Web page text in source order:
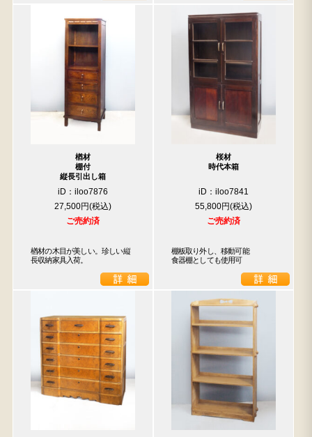
楢材
棚付
縦長引出し箱
iD：iloo7876
27,500円
ご売約済
楢材の木目が美しい。珍しい縦
長収納家具入荷。
桜材
時代本箱
iD：iloo7841
55,800円
ご売約済
棚板取り外し、移動可能
食器棚としても使用可
人気の検索キーワード
2557 2471 2729 2678 2905 2925 2990
b2770 箪笥 2873